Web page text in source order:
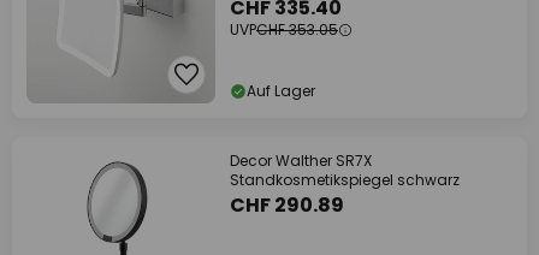
CHF 335.40
UVPCHF 353.05
Auf Lager
Decor Walther SR7X
Standkosmetikspiegel schwarz
CHF 290.89